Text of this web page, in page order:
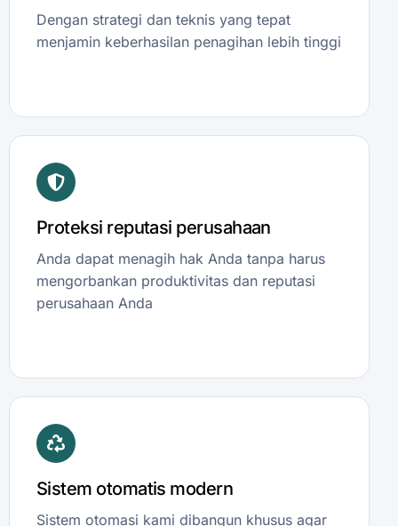
Dengan strategi dan teknis yang tepat
menjamin keberhasilan penagihan lebih tinggi
Proteksi reputasi perusahaan
Anda dapat menagih hak Anda tanpa harus
mengorbankan produktivitas dan reputasi
perusahaan Anda
Sistem otomatis modern
Sistem otomasi kami dibangun khusus agar